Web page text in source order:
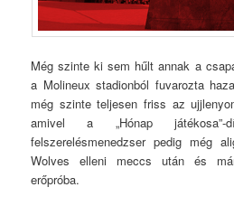
Még szinte ki sem hűlt annak a
a Molineux stadionból fuvarozta
még szinte teljesen friss az
amivel a „Hónap
felszerelésmenedzser pedig még
Wolves elleni meccs után és
erőpróba.